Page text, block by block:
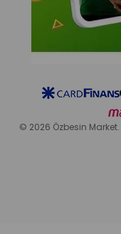
© 2026 Özbesin Market.